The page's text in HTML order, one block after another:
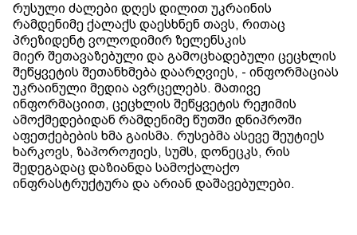
რუსული ძალები დღეს დილით უკრაინის
რამდენიმე ქალაქს დაესხნენ თავს, რითაც
პრეზიდენტ ვოლოდიმირ ზელენსკის
მიერ შეთავაზებული და გამოცხადებული ცეცხლის
შეწყვეტის შეთანხმება დაარღვიეს, - ინფორმაციას
უკრაინული მედია ავრცელებს. მათივე
ინფორმაციით, ცეცხლის შეწყვეტის რეჟიმის
ამოქმედებიდან რამდენიმე წუთში დნიპროში
აფეთქებების ხმა გაისმა. რუსებმა ასევე შეუტიეს
ხარკოვს, ზაპოროჟიეს, სუმს, დონეცკს, რის
შედეგადაც დაზიანდა სამოქალაქო
ინფრასტრუქტურა და არიან დაშავებულები.